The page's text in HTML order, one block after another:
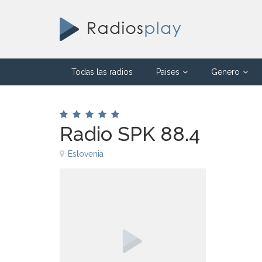
Todas las radios Paises Genero
Radio SPK 88.4
Eslovenia